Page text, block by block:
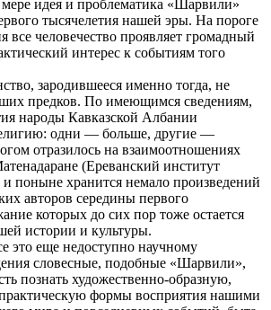
идея и проблематика «Шарвили»
тысячелетия нашей эры. На пороге
все человечество проявляет громадный
интерес к событиям того
зародившееся именно тогда, не
предков. По имеющимся сведениям,
народы Кавказской Албании
одни — больше, другие —
отразилось на взаимоотношениях
(Ереванский институт
поныне хранится немало произведений
авторов середины первого
которых до сих пор тоже остается
истории и культуры.
это еще недоступно научному
словесные, подобные «Шарвили»,
познать художественно-образную,
формы восприятия нашими